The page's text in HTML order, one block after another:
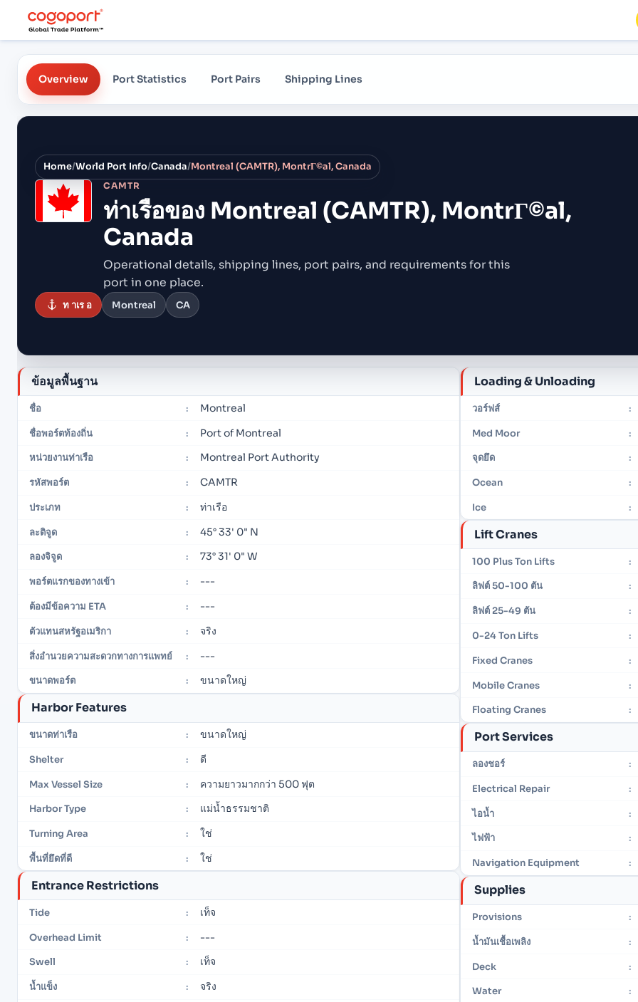
Overview Port Statistics Port Pairs Shipping Lines
Home/World Port Info/Canada/Montreal (CAMTR), MontrГ©al, Canada
CAMTR
ท่าเรือของ Montreal (CAMTR), MontrГ©al,
Canada
Operational details, shipping lines, port pairs, and requirements for this
port in one place.
ท าเร อ Montreal CA
ข้อมูลพื้นฐาน
ชื่อ : Montreal
ชื่อพอร์ตท้องถิ่น : Port of Montreal
หน่วยงานท่าเรือ : Montreal Port Authority
รหัสพอร์ต : CAMTR
ประเภท : ท่าเรือ
ละติจูด : 45° 33' 0" N
ลองจิจูด : 73° 31' 0" W
พอร์ตแรกของทางเข้า : ---
ต้องมีข้อความ ETA : ---
ตัวแทนสหรัฐอเมริกา : จริง
สิ่งอำนวยความสะดวกทางการแพทย์ : ---
ขนาดพอร์ต : ขนาดใหญ่
Harbor Features
ขนาดท่าเรือ : ขนาดใหญ่
Shelter : ดี
Max Vessel Size : ความยาวมากกว่า 500 ฟุต
Harbor Type : แม่น้ำธรรมชาติ
Turning Area : ใช่
พื้นที่ยึดที่ดี : ใช่
Entrance Restrictions
Tide : เท็จ
Overhead Limit : ---
Swell : เท็จ
น้ำแข็ง : จริง
Loading & Unloading
วอร์ฟส์ :
Med Moor :
จุดยึด :
Ocean :
Ice :
Lift Cranes
100 Plus Ton Lifts :
ลิฟต์ 50-100 ตัน :
ลิฟต์ 25-49 ตัน :
0-24 Ton Lifts :
Fixed Cranes :
Mobile Cranes :
Floating Cranes :
Port Services
ลองชอร์ :
Electrical Repair :
ไอน้ำ :
ไฟฟ้า :
Navigation Equipment :
Supplies
Provisions :
น้ำมันเชื้อเพลิง :
Deck :
Water :